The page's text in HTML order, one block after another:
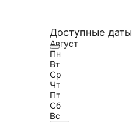
Доступные даты
Август
Пн
Вт
Ср
Чт
Пт
Сб
Вс